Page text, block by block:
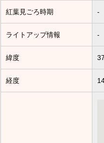
紅葉見ごろ時期 -
ライトアップ情報 -
緯度
経度